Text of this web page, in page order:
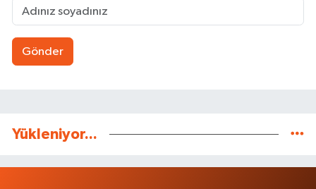
Gönder
Yükleniyor...